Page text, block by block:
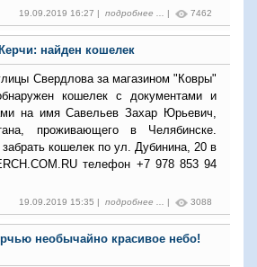
19.09.2019 16:27 | подробнее ... | 7462
найден кошелек
Свердлова за магазином "Ковры"
кошелек с документами и
на имя Савельев Захар Юрьевич,
проживающего в Челябинске.
кошелек по ул. Дубинина, 20 в
телефон +7 978 853 94
19.09.2019 15:35 | подробнее ... | 3088
необычайно красивое небо!